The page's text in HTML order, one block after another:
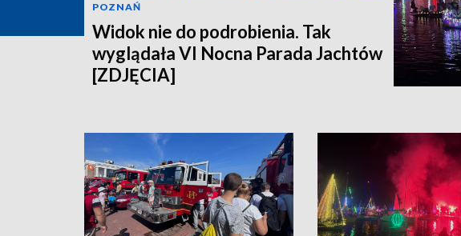
POZNAŃ
Widok nie do podrobienia. Tak
wyglądała VI Nocna Parada Jachtów
[ZDJĘCIA]